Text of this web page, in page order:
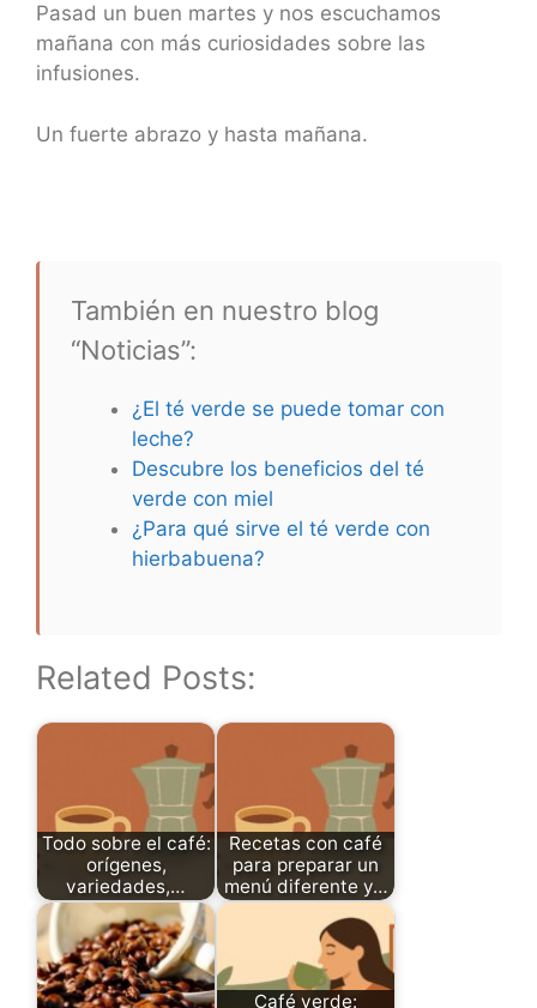
Pasad un buen martes y nos escuchamos
mañana con más curiosidades sobre las
infusiones.
Un fuerte abrazo y hasta mañana.
También en nuestro blog
“Noticias”:
¿El té verde se puede tomar con
leche?
Descubre los beneficios del té
verde con miel
¿Para qué sirve el té verde con
hierbabuena?
Related Posts:
Todo sobre el café:
orígenes,
variedades,…
Recetas con café
para preparar un
menú diferente y…
Café verde: